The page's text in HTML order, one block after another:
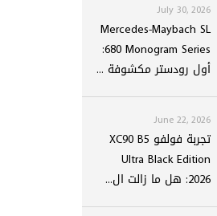
July 30, 2026
Mercedes-Maybach SL
680 Monogram Series:
أول رودستر مكشوفة ...
June 22, 2026
تجربة فولفو XC90 B5
Ultra Black Edition
2026: هل ما زالت ال...